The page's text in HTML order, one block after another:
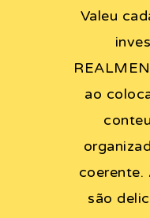
Valeu
ao
coerente.
são